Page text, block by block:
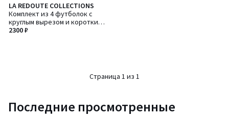
LA REDOUTE COLLECTIONS
Комплект из 4 футболок с
круглым вырезом и короткими
рукавами
2300 ₽
Страница 1 из 1
Последние просмотренные